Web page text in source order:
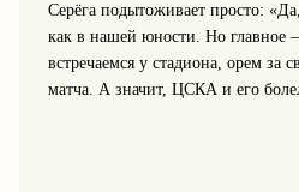
Серёга подытоживает просто:
как в нашей юности. Но
встречаемся у стадиона, орем за
матча. А значит, ЦСКА и его